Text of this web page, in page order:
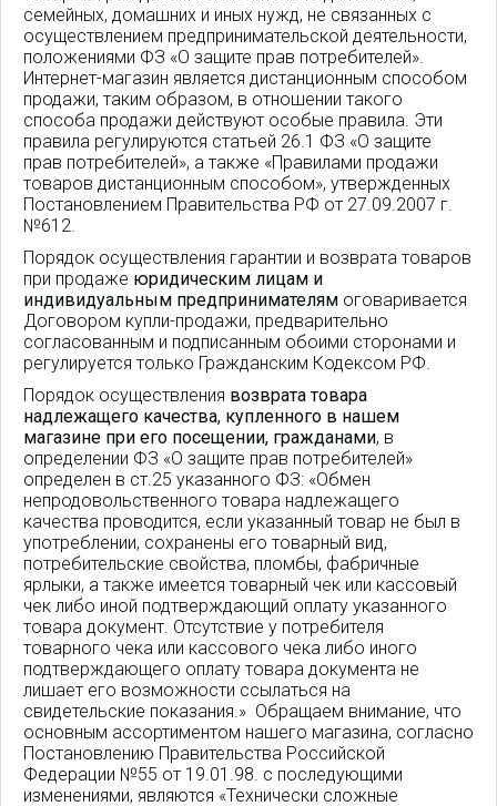
семейных, домашних и иных нужд, не связанных с
осуществлением предпринимательской деятельности,
положениями ФЗ «О защите прав потребителей».
Интернет-магазин является дистанционным способом
продажи, таким образом, в отношении такого
способа продажи действуют особые правила. Эти
правила регулируются статьей 26.1 ФЗ «О защите
прав потребителей», а также «Правилами продажи
товаров дистанционным способом», утвержденных
Постановлением Правительства РФ от 27.09.2007 г.
№612.
Порядок осуществления гарантии и возврата товаров
при продаже юридическим лицам и
индивидуальным предпринимателям оговаривается
Договором купли-продажи, предварительно
согласованным и подписанным обоими сторонами и
регулируется только Гражданским Кодексом РФ.
Порядок осуществления возврата товара
надлежащего качества, купленного в нашем
магазине при его посещении, гражданами, в
определении ФЗ «О защите прав потребителей»
определен в ст.25 указанного ФЗ: «Обмен
непродовольственного товара надлежащего
качества проводится, если указанный товар не был в
употреблении, сохранены его товарный вид,
потребительские свойства, пломбы, фабричные
ярлыки, а также имеется товарный чек или кассовый
чек либо иной подтверждающий оплату указанного
товара документ. Отсутствие у потребителя
товарного чека или кассового чека либо иного
подтверждающего оплату товара документа не
лишает его возможности ссылаться на
свидетельские показания.» Обращаем внимание, что
основным ассортиментом нашего магазина, согласно
Постановлению Правительства Российской
Федерации №55 от 19.01.98. с последующими
изменениями, являются «Технически сложные